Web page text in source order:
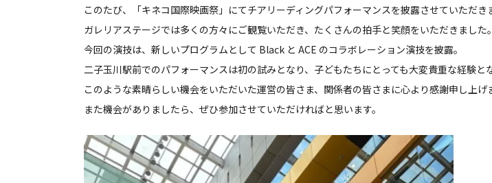
このたび、「キネコ国際映画祭」にてチアリーディングパフォーマンスを披露させていただき
ガレリアステージでは多くの方々にご観覧いただき、たくさんの拍手と笑顔をいただきました。
今回の演技は、新しいプログラムとして Black と ACE のコラボレーション演技を披露。
二子玉川駅前でのパフォーマンスは初の試みとなり、子どもたちにとっても大変貴重な経験と
このような素晴らしい機会をいただいた運営の皆さま、関係者の皆さまに心より感謝申し上げ
また機会がありましたら、ぜひ参加させていただければと思います。